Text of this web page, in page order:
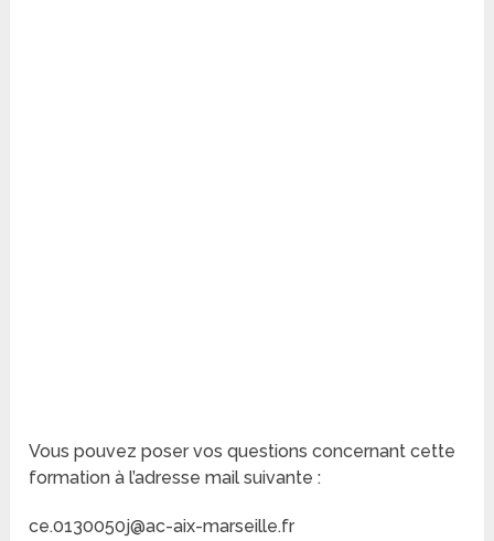
Vous pouvez poser vos questions concernant cette
formation à l’adresse mail suivante :
ce.0130050j@ac-aix-marseille.fr